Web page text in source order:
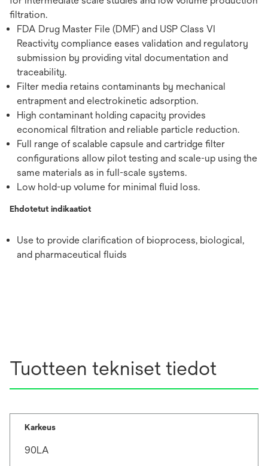
filtration.
FDA Drug Master File (DMF) and USP Class VI
Reactivity compliance eases validation and regulatory
submission by providing vital documentation and
traceability.
Filter media retains contaminants by mechanical
entrapment and electrokinetic adsorption.
High contaminant holding capacity provides
economical filtration and reliable particle reduction.
Full range of scalable capsule and cartridge filter
configurations allow pilot testing and scale-up using the
same materials as in full-scale systems.
Low hold-up volume for minimal fluid loss.
Ehdotetut indikaatiot
Use to provide clarification of bioprocess, biological,
and pharmaceutical fluids
Tuotteen tekniset tiedot
Karkeus
90LA